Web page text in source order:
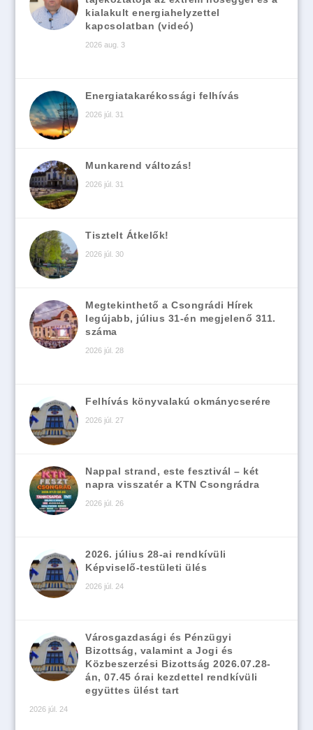
kialakult energiahelyzettel
kapcsolatban (videó)
2026 aug. 3
Energiatakarékossági felhívás
2026 júl. 31
Munkarend változás!
2026 júl. 31
Tisztelt Átkelők!
2026 júl. 30
Megtekinthető a Csongrádi Hírek
legújabb, július 31-én megjelenő 311.
száma
2026 júl. 28
Felhívás könyvalakú okmánycserére
2026 júl. 27
Nappal strand, este fesztivál – két
napra visszatér a KTN Csongrádra
2026 júl. 26
2026. július 28-ai rendkívüli
Képviselő-testületi ülés
2026 júl. 24
Városgazdasági és Pénzügyi
Bizottság, valamint a Jogi és
Közbeszerzési Bizottság 2026.07.28-
án, 07.45 órai kezdettel rendkívüli
együttes ülést tart
2026 júl. 24